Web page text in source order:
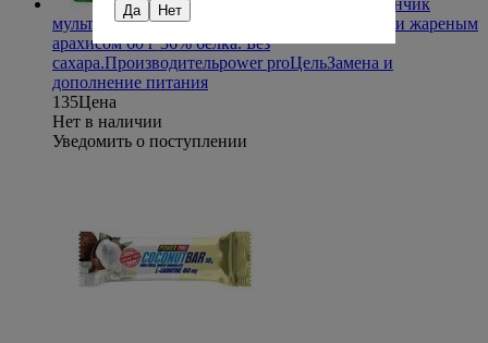
мультибелковый глазированный с карамелью и жареным
арахисом 60 г36% белка. Без
сахара.Производительpower proЦельЗамена и
дополнение питания
135Цена
Нет в наличии
Уведомить о поступлении
Да Нет